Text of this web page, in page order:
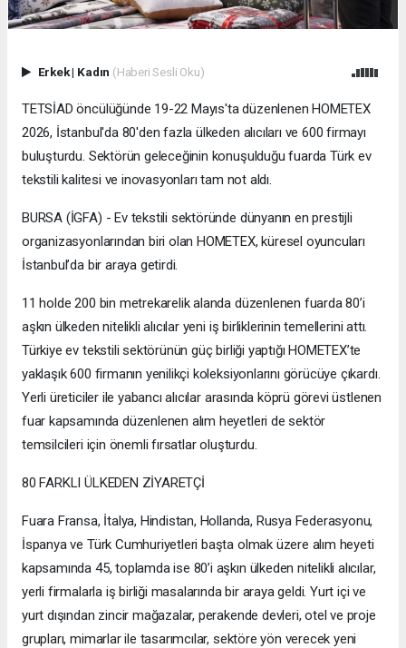
Erkek| Kadın (Haberi Sesli Oku)
TETSİAD öncülüğünde 19-22 Mayıs'ta düzenlenen HOMETEX
2026, İstanbul'da 80'den fazla ülkeden alıcıları ve 600 firmayı
buluşturdu. Sektörün geleceğinin konuşulduğu fuarda Türk ev
tekstili kalitesi ve inovasyonları tam not aldı.
BURSA (İGFA) - Ev tekstili sektöründe dünyanın en prestijli
organizasyonlarından biri olan HOMETEX, küresel oyuncuları
İstanbul’da bir araya getirdi.
11 holde 200 bin metrekarelik alanda düzenlenen fuarda 80’i
aşkın ülkeden nitelikli alıcılar yeni iş birliklerinin temellerini attı.
Türkiye ev tekstili sektörünün güç birliği yaptığı HOMETEX’te
yaklaşık 600 firmanın yenilikçi koleksiyonlarını görücüye çıkardı.
Yerli üreticiler ile yabancı alıcılar arasında köprü görevi üstlenen
fuar kapsamında düzenlenen alım heyetleri de sektör
temsilcileri için önemli fırsatlar oluşturdu.
80 FARKLI ÜLKEDEN ZİYARETÇİ
Fuara Fransa, İtalya, Hindistan, Hollanda, Rusya Federasyonu,
İspanya ve Türk Cumhuriyetleri başta olmak üzere alım heyeti
kapsamında 45, toplamda ise 80’i aşkın ülkeden nitelikli alıcılar,
yerli firmalarla iş birliği masalarında bir araya geldi. Yurt içi ve
yurt dışından zincir mağazalar, perakende devleri, otel ve proje
grupları, mimarlar ile tasarımcılar, sektöre yön verecek yeni